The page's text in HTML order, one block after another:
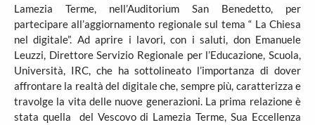
Lamezia Terme, nell’Auditorium San Benedetto, per
partecipare all’aggiornamento regionale sul tema “ La Chiesa
nel digitale”. Ad aprire i lavori, con i saluti, don Emanuele
Leuzzi, Direttore Servizio Regionale per l’Educazione, Scuola,
Università, IRC, che ha sottolineato l’importanza di dover
affrontare la realtà del digitale che, sempre più, caratterizza e
travolge la vita delle nuove generazioni. La prima relazione è
stata quella del Vescovo di Lamezia Terme, Sua Eccellenza